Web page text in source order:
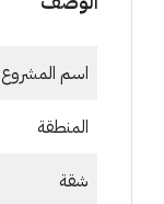
اسم المشروع
المنطقة
شقة